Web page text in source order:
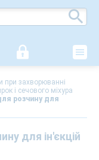
при захворюванні
і сечового міхура
розчину для
для ін'єкцій